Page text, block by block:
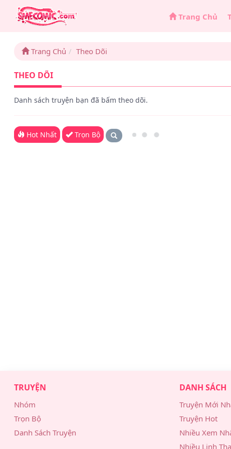
Trang Chủ
Trang Chủ Theo Dõi
THEO DÕI
Danh sách truyện bạn đã bấm theo dõi.
Hot Nhất Trọn Bộ
TRUYỆN
Nhóm
Trọn Bộ
Danh Sách Truyện
DANH SÁCH
Truyện Mới
Truyện Hot
Nhiều Xem
Nhiều Linh